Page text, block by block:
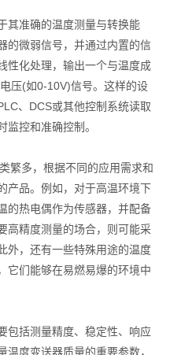
准确的温度测量与转换能
的微弱信号，并通过内置的信
性化处理，输出一个与温度成
压(如0-10V)信号。这样的设
、DCS或其他控制系统读取
监控和准确控制。
多，根据不同的应用需求和
产品。例如，对于高温环境下
的热电偶作为传感器，并配备
高精度测量的场合，则可能采
外，还有一些特殊用途的温度
它们能够在易燃易爆的环境中
括测量精度、稳定性、响应
温度变送器质量的重要参数，